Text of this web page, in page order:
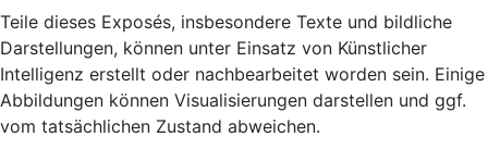
Teile dieses Exposés, insbesondere Texte und bildliche
Darstellungen, können unter Einsatz von Künstlicher
Intelligenz erstellt oder nachbearbeitet worden sein. Einige
Abbildungen können Visualisierungen darstellen und ggf.
vom tatsächlichen Zustand abweichen.